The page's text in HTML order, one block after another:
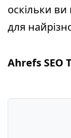
оскільки
для
Ahrefs SEO